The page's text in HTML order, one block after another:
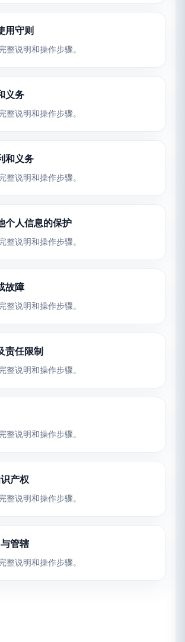
用守则
整说明和操作步骤。
义务
整说明和操作步骤。
和义务
整说明和操作步骤。
个人信息的保护
整说明和操作步骤。
故障
整说明和操作步骤。
责任限制
整说明和操作步骤。
整说明和操作步骤。
产权
整说明和操作步骤。
管辖
整说明和操作步骤。